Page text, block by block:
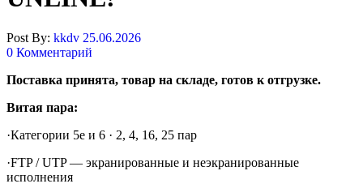
Post By: kkdv 25.06.2026
0 Комментарий
Поставка принята, товар на складе, готов к отгрузке.
Витая пара:
·Категории 5e и 6 · 2, 4, 16, 25 пар
·FTP / UTP — экранированные и неэкранированные
исполнения